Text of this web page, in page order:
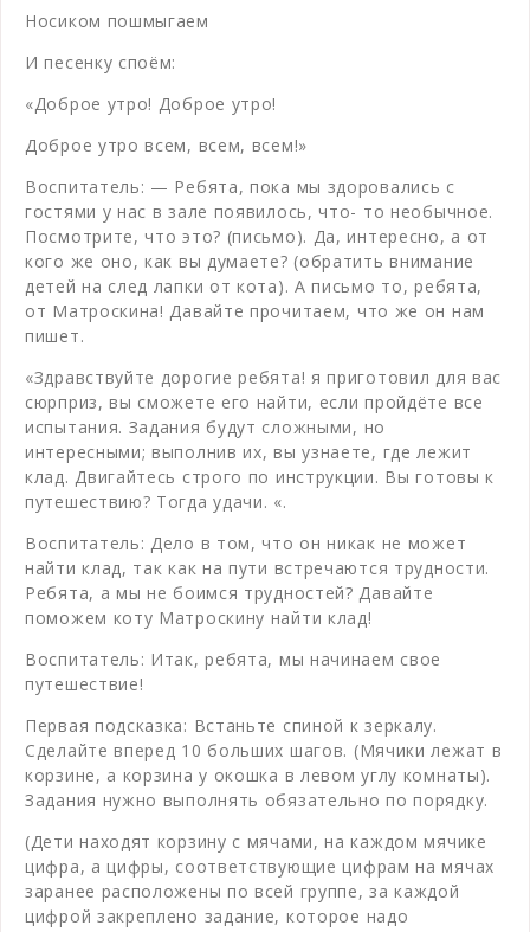
Носиком пошмыгаем
И песенку споём:
«Доброе утро! Доброе утро!
Доброе утро всем, всем, всем!»
Воспитатель: — Ребята, пока мы здоровались с
гостями у нас в зале появилось, что- то необычное.
Посмотрите, что это? (письмо). Да, интересно, а от
кого же оно, как вы думаете? (обратить внимание
детей на след лапки от кота). А письмо то, ребята,
от Матроскина! Давайте прочитаем, что же он нам
пишет.
«Здравствуйте дорогие ребята! я приготовил для вас
сюрприз, вы сможете его найти, если пройдёте все
испытания. Задания будут сложными, но
интересными; выполнив их, вы узнаете, где лежит
клад. Двигайтесь строго по инструкции. Вы готовы к
путешествию? Тогда удачи. «.
Воспитатель: Дело в том, что он никак не может
найти клад, так как на пути встречаются трудности.
Ребята, а мы не боимся трудностей? Давайте
поможем коту Матроскину найти клад!
Воспитатель: Итак, ребята, мы начинаем свое
путешествие!
Первая подсказка: Встаньте спиной к зеркалу.
Сделайте вперед 10 больших шагов. (Мячики лежат в
корзине, а корзина у окошка в левом углу комнаты).
Задания нужно выполнять обязательно по порядку.
(Дети находят корзину с мячами, на каждом мячике
цифра, а цифры, соответствующие цифрам на мячах
заранее расположены по всей группе, за каждой
цифрой закреплено задание, которое надо